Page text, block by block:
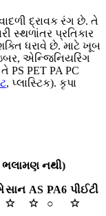
દ્રાવક રંગ છે. તે
સ્થળાંતર પ્રતિકાર
ધરાવે છે. માટે ખૂબ
એન્જિનિયરિંગ
PS PET PA PC
, પ્લાસ્ટિક). કૃપા
ભલામણ નથી)
સાન AS PA6 પીઈટી
☆ ☆ ○ ☆